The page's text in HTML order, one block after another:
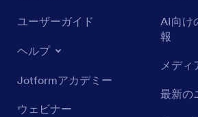
ユーザーガイド
ヘルプ
Jotformアカデミー
ウェビナー
AI向け
報
メディ
最新の